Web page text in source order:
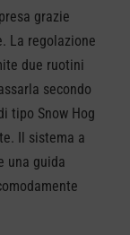
grazie
La regolazione
due ruotini
secondo
tipo Snow Hog
Il sistema a
una guida